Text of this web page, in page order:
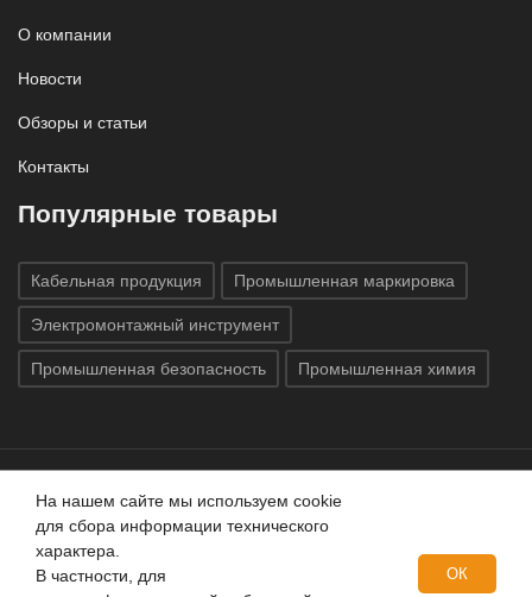
О компании
Новости
Обзоры и статьи
Контакты
Популярные товары
Кабельная продукция Промышленная маркировка
Электромонтажный инструмент
Промышленная безопасность Промышленная химия
Все права защищены © 2020 ГК «Индатэк»
защищены.Использование материалов с сайта запрещено.
Данный сайт не является публичной офертой, определяемой
положениями статей 437 (2) ГК РФ.
На нашем сайте мы используем cookie
для сбора информации технического
характера.
В частности, для
ОК